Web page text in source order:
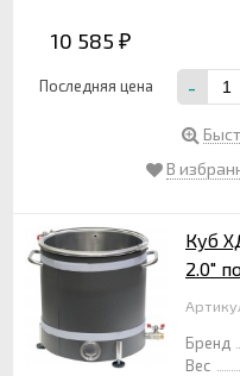
10 585 ₽
Последняя цена -
В
Куб
2.0"
Бренд
Вес